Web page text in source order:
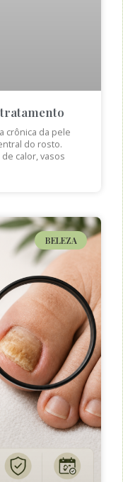
tratamento
crônica da pele
do rosto.
calor, vasos
BELEZA